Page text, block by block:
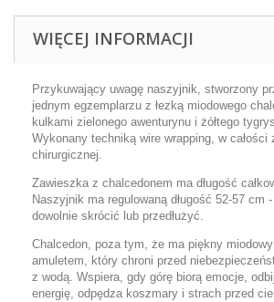
WIĘCEJ INFORMACJI
Przykuwający uwagę naszyjnik, stworzony
jednym egzemplarzu z łezką miodowego
kulkami zielonego awenturynu i żółtego
Wykonany techniką wire wrapping, w całości
chirurgicznej.
Zawieszka z chalcedonem ma długość
Naszyjnik ma regulowaną długość 52-57 cm
dowolnie skrócić lub przedłużyć.
Chalcedon, poza tym, że ma piękny
amuletem, który chroni przed
z wodą. Wspiera, gdy górę biorą emocje,
energię, odpędza koszmary i strach przed